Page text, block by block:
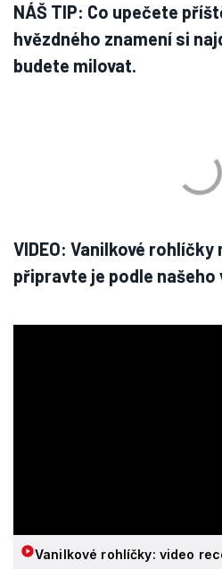
NÁŠ TIP: Co upečete
hvězdného znamení si
budete milovat.
VIDEO: Vanilkové
připravte je podle
Vanilkové rohlíčky: video